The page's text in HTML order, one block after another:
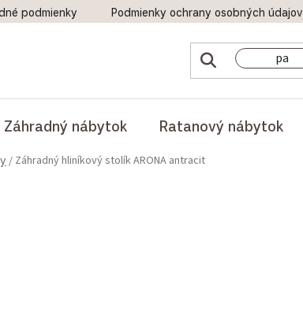
podmienky Podmienky ochrany osobných údajov
Záhradný nábytok Ratanový nábytok
/ Záhradný hliníkový stolík ARONA antracit